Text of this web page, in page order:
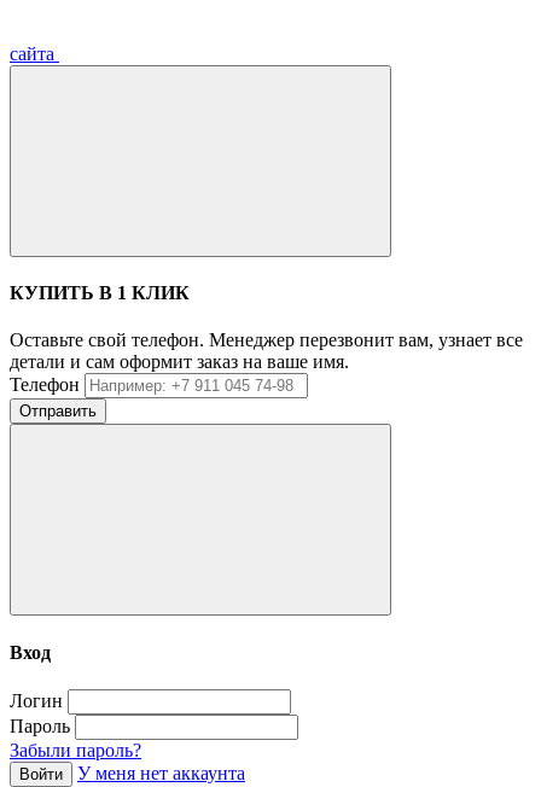
сайта
КУПИТЬ В 1 КЛИК
Оставьте свой телефон. Менеджер перезвонит вам, узнает все
детали и сам оформит заказ на ваше имя.
Телефон
Отправить
Вход
Логин
Пароль
Забыли пароль?
Войти У меня нет аккаунта